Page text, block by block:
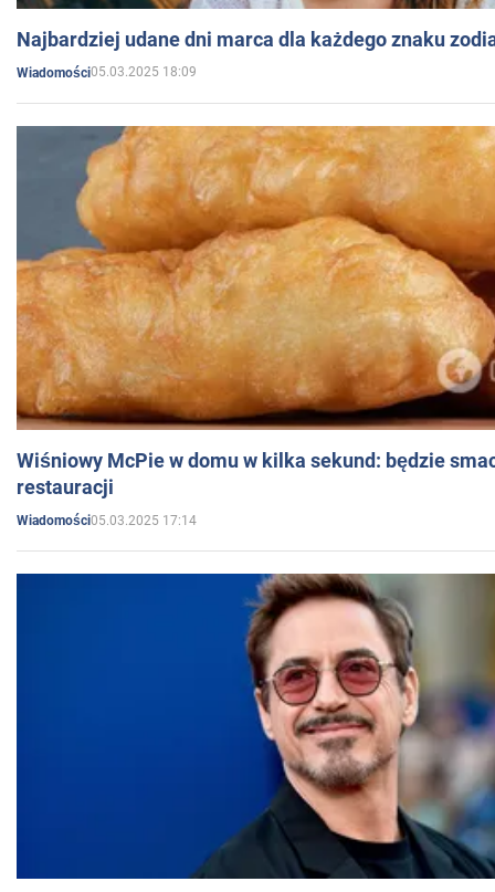
Najbardziej udane dni marca dla każdego znaku
Wiadomości05.03.2025 18:09
Wiśniowy McPie w domu w kilka sekund: będzie
restauracji
Wiadomości05.03.2025 17:14